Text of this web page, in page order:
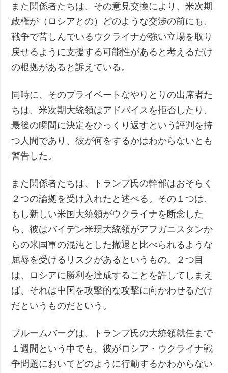
また関係者たちは、その意見交換により、米次期
政権が（ロシアとの）どのような交渉の前にも、
戦争で苦しんでいるウクライナが強い立場を取り
戻せるように支援する可能性があると考えるだけ
の根拠があると訴えている。
同時に、そのプライベートなやりとりの出席者た
ちは、米次期大統領はアドバイスを拒否したり、
最後の瞬間に決定をひっくり返すという評判を持
つ人間であり、彼が何をするかはわからないとも
警告した。
また関係者たちは、トランプ氏の幹部はおそらく
２つの論拠を受け入れたと述べる。その１つは、
もし新しい米国大統領がウクライナを断念した
ら、彼はバイデン米現大統領がアフガニスタンか
らの米国軍の混沌とした撤退と比べられるような
屈辱を受けるリスクがあるというもの。２つ目
は、ロシアに勝利を達成することを許してしまえ
ば、それは中国を攻撃的な攻撃に向かわせるだけ
だというものだという。
ブルームバーグは、トランプ氏の大統領就任まで
１週間という中でも、彼がロシア・ウクライナ戦
争問題においてどのように行動するかわからない